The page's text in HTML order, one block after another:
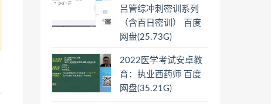
吕管综冲刺密训系列
（含百日密训） 百度
网盘(25.73G)
2022医学考试安卓教
育：执业西药师 百度
网盘(35.21G)